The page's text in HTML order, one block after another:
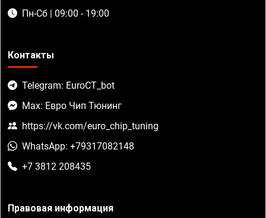
Пн-Сб | 09:00 - 19:00
Контакты
Telegram: EuroCT_bot
Max: Евро Чип Тюнинг
https://vk.com/euro_chip_tuning
WhatsApp: +79317082148
+7 3812 208435
Правовая информация